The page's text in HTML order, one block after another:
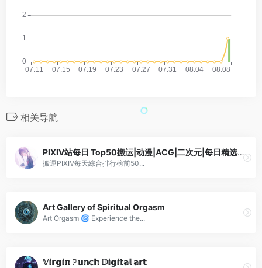
相关导航
PIXIV站每日 Top50搬运|动漫|ACG|二次元|每日精选图片|動漫|P站
搬運PIXIV每天綜合排行榜前50...
Art Gallery of Spiritual Orgasm
Art Orgasm 🌀 Experience the...
𝕍𝕚𝕣𝕘𝕚𝕟 ℙ𝕦𝕟𝕔𝕙 𝔻𝕚𝕘𝕚𝕥𝕒𝕝 𝕒𝕣𝕥